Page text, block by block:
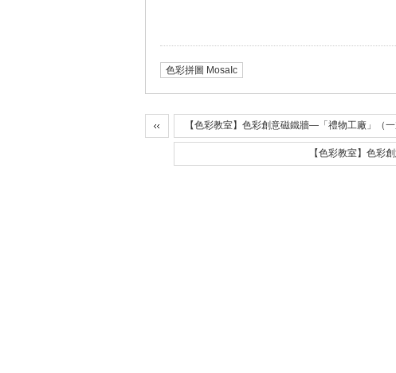
色彩拼圖 MosaIc
【色彩教室】色彩創意磁鐵牆—「禮物工廠」（一
【色彩教室】色彩